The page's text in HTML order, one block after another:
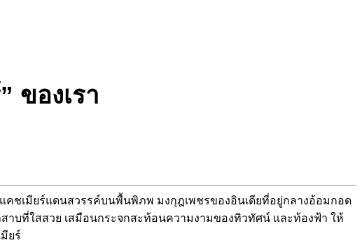
ของเรา
คชเมียร์แดนสวรรค์บนพื้นพิภพ มงกุฎเพชรของอินเดียที่อยู่กลางอ้อมกอด
บที่ใสสวย เสมือนกระจกสะท้อนความงามของทิวทัศน์ และท้องฟ้า ให้
ยร์